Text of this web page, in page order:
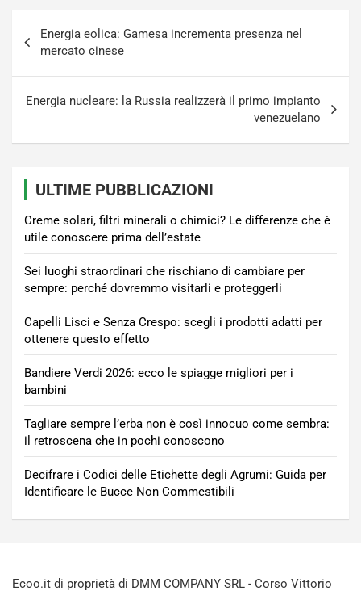
articoli
Energia eolica: Gamesa incrementa presenza nel
mercato cinese
Energia nucleare: la Russia realizzerà il primo impianto
venezuelano
ULTIME PUBBLICAZIONI
Creme solari, filtri minerali o chimici? Le differenze che è
utile conoscere prima dell’estate
Sei luoghi straordinari che rischiano di cambiare per
sempre: perché dovremmo visitarli e proteggerli
Capelli Lisci e Senza Crespo: scegli i prodotti adatti per
ottenere questo effetto
Bandiere Verdi 2026: ecco le spiagge migliori per i
bambini
Tagliare sempre l’erba non è così innocuo come sembra:
il retroscena che in pochi conoscono
Decifrare i Codici delle Etichette degli Agrumi: Guida per
Identificare le Bucce Non Commestibili
Ecoo.it di proprietà di DMM COMPANY SRL - Corso Vittorio